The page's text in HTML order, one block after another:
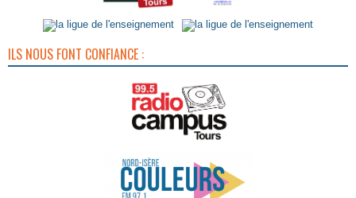
ILS NOUS FONT CONFIANCE :